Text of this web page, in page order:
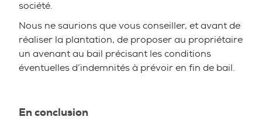
société.
Nous ne saurions que vous conseiller, et avant de
réaliser la plantation, de proposer au propriétaire
un avenant au bail précisant les conditions
éventuelles d’indemnités à prévoir en fin de bail.
En conclusion